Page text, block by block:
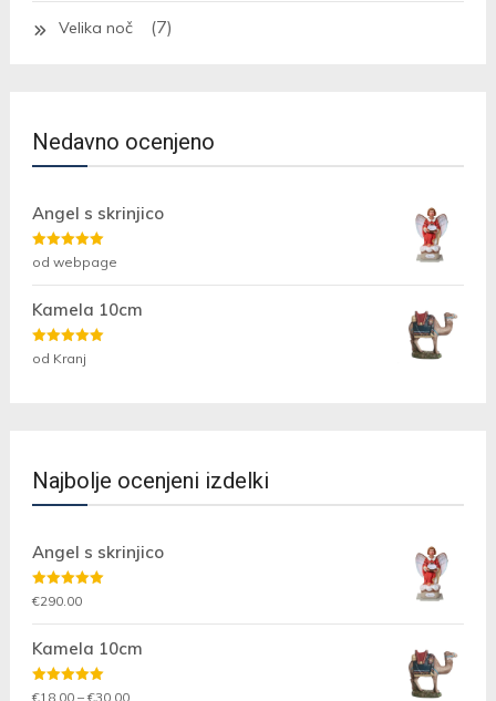
Velika noč (7)
Nedavno ocenjeno
Angel s skrinjico
Ocenjeno5
od 5
od webpage
Kamela 10cm
Ocenjeno
od 5
od Kranj
Najbolje ocenjeni izdelki
Angel s skrinjico
Ocenjeno
5.00 od 5
€290.00
Kamela 10cm
Ocenjeno
€18.00 – €30.00Cenovni